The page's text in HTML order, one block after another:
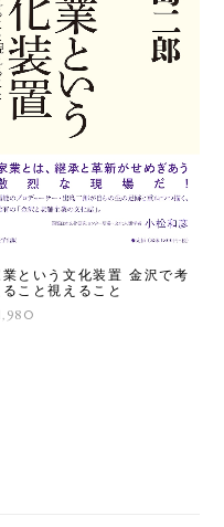
業という文化装置 金沢で考
ること視えること